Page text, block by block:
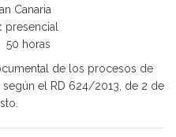
Canaria
presencial
50 horas
de los procesos de
el RD 624/2013, de 2 de